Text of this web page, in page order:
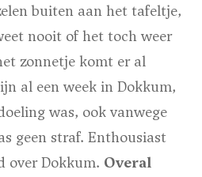
buiten aan het tafeltje,
nooit of het toch weer
zonnetje komt er al
al een week in Dokkum,
was, ook vanwege
geen straf. Enthousiast
over Dokkum. Overal